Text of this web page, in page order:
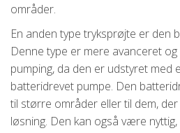
områder.
En anden type tryksprøjte er den
Denne type er mere avanceret
pumping, da den er udstyret med
batteridrevet pumpe. Den
til større områder eller til dem,
løsning. Den kan også være